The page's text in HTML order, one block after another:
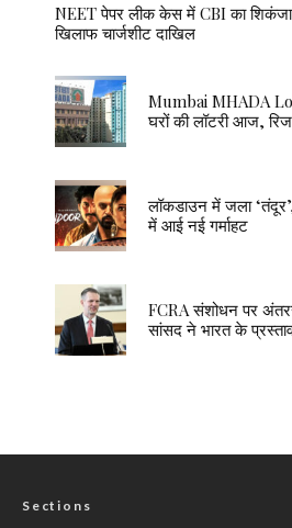
NEET पेपर लीक केस में CBI का
खिलाफ चार्जशीट दाखिल
Mumbai MHADA
घरों की लॉटरी आज,
लॉकडाउन में जला
में आई नई गर्माहट
FCRA संशोधन पर
सांसद ने भारत के
Sections